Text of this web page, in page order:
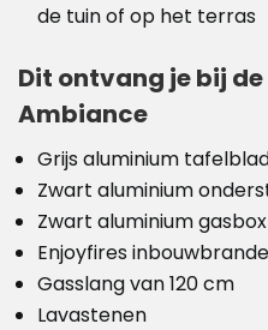
de tuin of op het terras
Dit ontvang je bij
Ambiance
Grijs aluminium
Zwart aluminium
Zwart aluminium gasbox
Enjoyfires
Gasslang van 120 cm
Lavastenen